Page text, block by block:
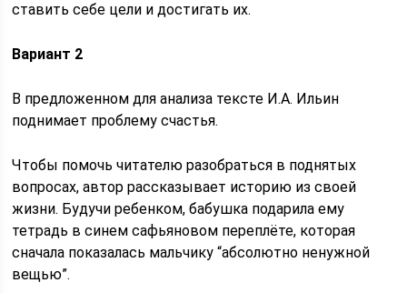
ставить себе цели и достигать их.
Вариант 2
В предложенном для анализа тексте И.А. Ильин
поднимает проблему счастья.
Чтобы помочь читателю разобраться в поднятых
вопросах, автор рассказывает историю из своей
жизни. Будучи ребенком, бабушка подарила ему
тетрадь в синем сафьяновом переплёте, которая
сначала показалась мальчику “абсолютно ненужной
вещью”.